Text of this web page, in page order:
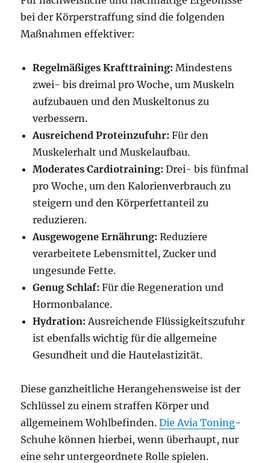
bei der Körperstraffung sind die folgenden
Maßnahmen effektiver:
Regelmäßiges Krafttraining: Mindestens
zwei- bis dreimal pro Woche, um Muskeln
aufzubauen und den Muskeltonus zu
verbessern.
Ausreichend Proteinzufuhr: Für den
Muskelerhalt und Muskelaufbau.
Moderates Cardiotraining: Drei- bis fünfmal
pro Woche, um den Kalorienverbrauch zu
steigern und den Körperfettanteil zu
reduzieren.
Ausgewogene Ernährung: Reduziere
verarbeitete Lebensmittel, Zucker und
ungesunde Fette.
Genug Schlaf: Für die Regeneration und
Hormonbalance.
Hydration: Ausreichende Flüssigkeitszufuhr
ist ebenfalls wichtig für die allgemeine
Gesundheit und die Hautelastizität.
Diese ganzheitliche Herangehensweise ist der
Schlüssel zu einem straffen Körper und
allgemeinem Wohlbefinden.Die Avia Toning-
Schuhe können hierbei, wenn überhaupt, nur
eine sehr untergeordnete Rolle spielen.